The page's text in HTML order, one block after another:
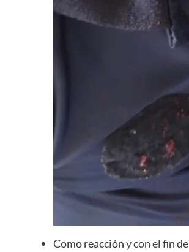
Como reacción y con el fin